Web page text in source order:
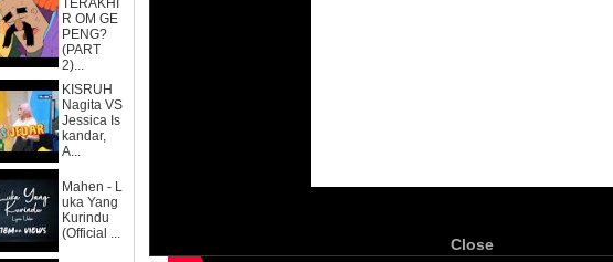
TERAKHI
R OM GE
PENG?
(PART
2)...
KISRUH
Nagita VS
Jessica Is
kandar,
A...
Mahen - L
uka Yang
Kurindu
(Official ...
Close